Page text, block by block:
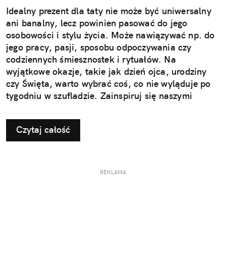
Idealny prezent dla taty nie może być uniwersalny
ani banalny, lecz powinien pasować do jego
osobowości i stylu życia. Może nawiązywać np. do
jego pracy, pasji, sposobu odpoczywania czy
codziennych śmiesznostek i rytuałów. Na
wyjątkowe okazje, takie jak dzień ojca, urodziny
czy Święta, warto wybrać coś, co nie wyląduje po
tygodniu w szufladzie. Zainspiruj się naszymi
taty.
Czytaj całość
REKLAMA